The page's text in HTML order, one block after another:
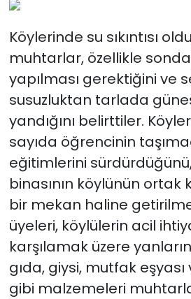
​Köylerinde su sıkıntısı
muhtarlar, özellikle
yapılması gerektiğini ve
susuzluktan tarlada
yandığını belirttiler.
sayıda öğrencinin
eğitimlerini
binasının köylünün ortak
bir mekan haline
üyeleri, köylülerin acil
karşılamak üzere
gıda, giysi, mutfak
gibi malzemeleri